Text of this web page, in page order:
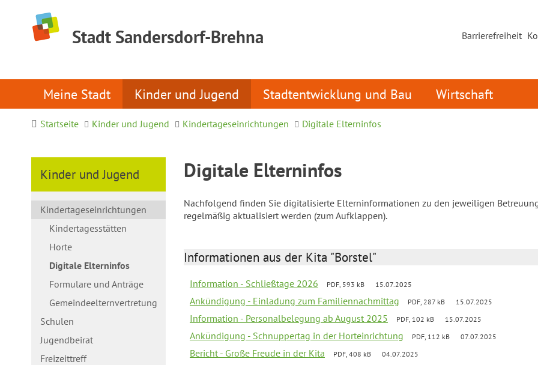
Stadt Sandersdorf-Brehna Barrierefreiheit
Meine Stadt Kinder und Jugend Stadtentwicklung und Bau Wirtschaft
Startseite Kinder und Jugend Kindertageseinrichtungen Digitale Elterninfos
Kinder und Jugend
Kindertageseinrichtungen
Kindertagesstätten
Horte
Digitale Elterninfos
Formulare und Anträge
Gemeindeelternvertretung
Schulen
Jugendbeirat
Freizeittreff
Digitale Elterninfos
Nachfolgend finden Sie digitalisierte Elterninformationen zu den jeweiligen
regelmäßig aktualisiert werden (zum Aufklappen).
Informationen aus der Kita "Borstel"
Information - Schließtage 2026 PDF, 593 kB 15.07.2025
Ankündigung - Einladung zum Familiennachmittag PDF, 287 kB 15.07.2025
Information - Personalbelegung ab August 2025 PDF, 102 kB 15.07.2025
Ankündigung - Schnuppertag in der Horteinrichtung PDF, 112 kB 07.07.2025
Bericht - Große Freude in der Kita PDF, 408 kB 04.07.2025